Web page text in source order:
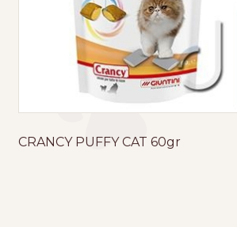
CRANCY PUFFY CAT 60gr